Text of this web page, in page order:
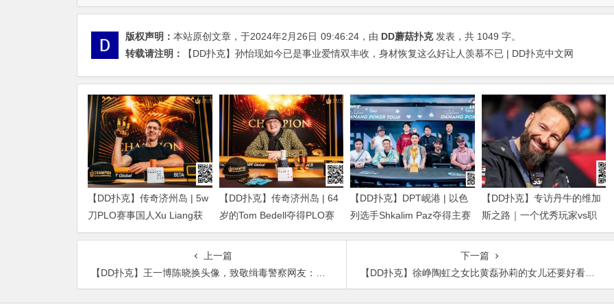
版权声明： 本站原创文章，于2024年2月26日 09:46:24 ，由 DD蘑菇扑克发表，共 1049 字。
转载请注明：
【DD扑克】孙怡现如今已是事业爱情双丰收，身材恢复这么好让人羡慕不已 | DD扑克中文网
【DD扑克】传奇济州岛 | 5w
刀PLO赛事国人Xu Liang获
得第4名，匈牙利Gergo
【DD扑克】传奇济州岛 | 64
岁的Tom Bedell夺得PLO赛
事冠军，国人Shi Ning Dan获
亚军
【DD扑克】DPT岘港 | 以色
列选手Shkalim Paz夺得主赛
冠军，“小火炉” 卢梓杰斩获
【DD扑克】专访丹牛的维加
斯之路｜一个优秀玩家vs职
业玩家的「最大差距」是什
么？
上一篇
【DD扑克】王一博陈晓换头像，致敬缉毒警察网友：给力
下一篇
【DD扑克】徐峥陶虹之女比黄磊孙莉的女儿还要好看，黄多多看了酸